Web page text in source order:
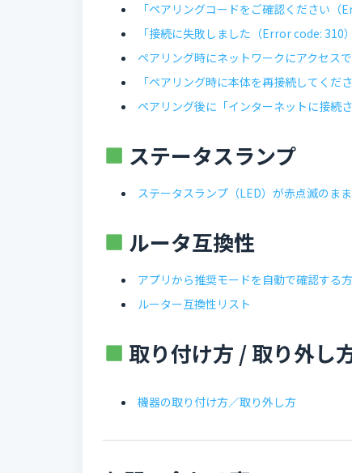
「ペアリングコードをご確認ください
「接続に失敗しました（Error code: 310
ペアリング時にネットワークにアクセス
「ペアリング時に本体を再接続してくだ
ペアリング後に「インターネットに接続
ステータスランプ
ステータスランプ（LED）が赤点滅のま
ルータ互換性
アプリから推奨モードを自動で確認する
ルーター互換性リスト
取り付け方 / 取り外し
機器の取り付け方／取り外し方